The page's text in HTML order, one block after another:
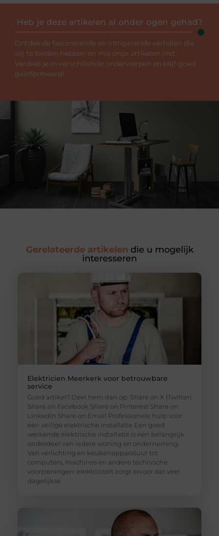
Heb je deze artikelen al onder ogen gehad?
Ontdek de fascinerende en intrigerende verhalen die
wij te bieden hebben en mis onze artikelen niet.
Verdiep je in verschillende onderwerpen en blijf goed
geïnformeerd!
Gerelateerde artikelen die u mogelijk
interesseren
Elektricien Meerkerk voor betrouwbare
service
Goed artikel? Deel hem dan op: Share on X (Twitter)
Share on Facebook Share on Pinterest Share on
LinkedIn Share on Email Professionele hulp voor
een veilige elektrische installatie Een goed
werkende elektrische installatie is een belangrijk
onderdeel van iedere woning en onderneming.
Van verlichting en keukenapparatuur tot
computers, machines en andere technische
voorzieningen: elektriciteit zorgt ervoor dat veel
dagelijkse